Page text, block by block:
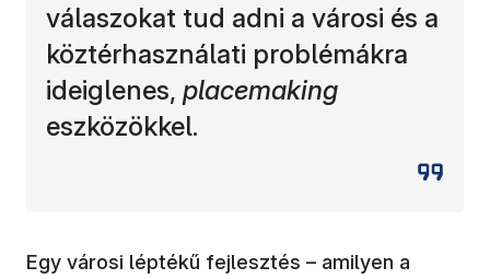
válaszokat tud adni a városi és a
köztérhasználati problémákra
ideiglenes, placemaking
eszközökkel.
Egy városi léptékű fejlesztés – amilyen a